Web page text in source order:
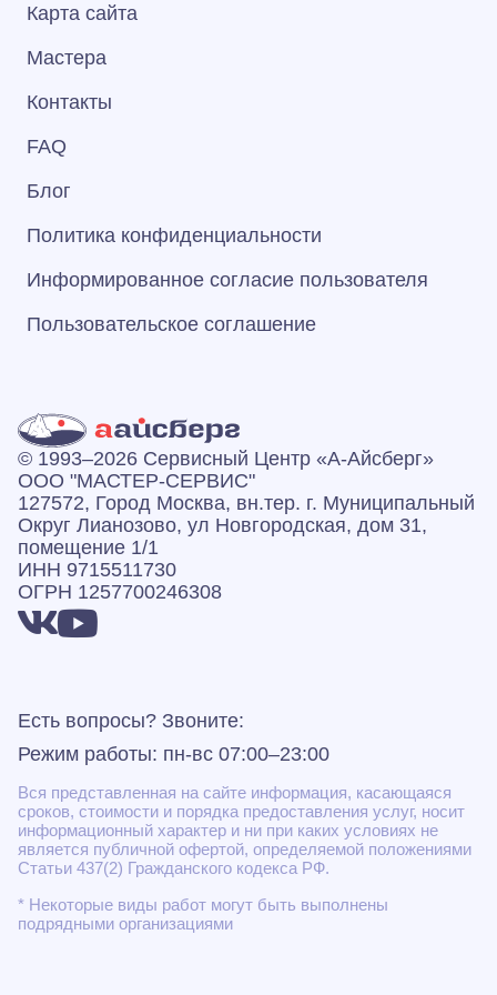
Карта сайта
Мастера
Контакты
FAQ
Блог
Политика конфиденциальности
Информированное согласие пользователя
Пользовательское соглашение
© 1993–2026 Сервисный Центр «А‑Айсберг»
ООО "МАСТЕР-СЕРВИС"
127572, Город Москва, вн.тер. г. Муниципальный
Округ Лианозово, ул Новгородская, дом 31,
помещение 1/1
ИНН 9715511730
ОГРН 1257700246308
Есть вопросы? Звоните:
Режим работы: пн-вс 07:00–23:00
Вся представленная на сайте информация, касающаяся
сроков, стоимости и порядка предоставления услуг, носит
информационный характер и ни при каких условиях не
является публичной офертой, определяемой положениями
Статьи 437(2) Гражданского кодекса РФ.
* Некоторые виды работ могут быть выполнены
подрядными организациями